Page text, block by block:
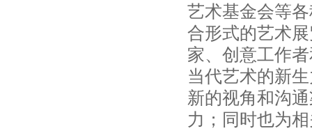
艺术基金会等
合形式的艺术
家、创意工作
当代艺术的新
新的视角和沟
力；同时也为